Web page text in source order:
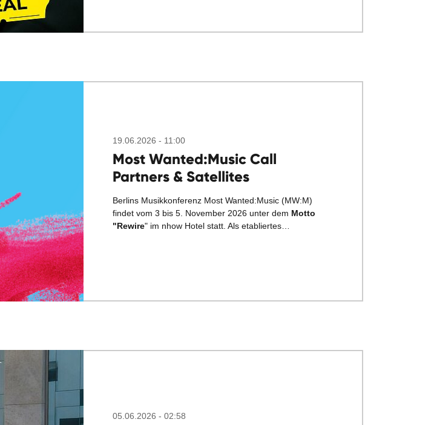
19.06.2026 - 11:00
Most Wanted:Music Call
Partners & Satellites
Berlins Musikkonferenz Most Wanted:Music (MW:M)
findet vom 3 bis 5. November 2026 unter dem Motto
"Rewire" im nhow Hotel statt. Als etabliertes…
05.06.2026 - 02:58